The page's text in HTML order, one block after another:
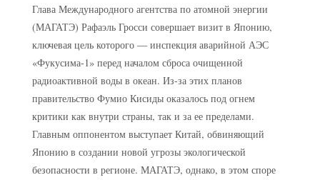
Глава Международного агентства по атомной энергии
(МАГАТЭ) Рафаэль Гросси совершает визит в Японию,
ключевая цель которого — инспекция аварийной АЭС
«Фукусима-1» перед началом сброса очищенной
радиоактивной воды в океан. Из-за этих планов
правительство Фумио Кисиды оказалось под огнем
критики как внутри страны, так и за ее пределами.
Главным оппонентом выступает Китай, обвиняющий
Японию в создании новой угрозы экологической
безопасности в регионе. МАГАТЭ, однако, в этом споре